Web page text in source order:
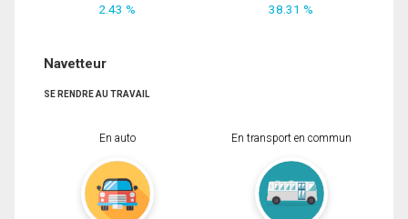
2.43 % 38.31 %
Navetteur
SE RENDRE AU TRAVAIL
En auto En transport en commun